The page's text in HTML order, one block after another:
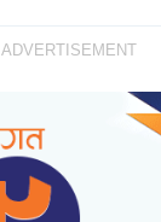
ADVERTISEMENT